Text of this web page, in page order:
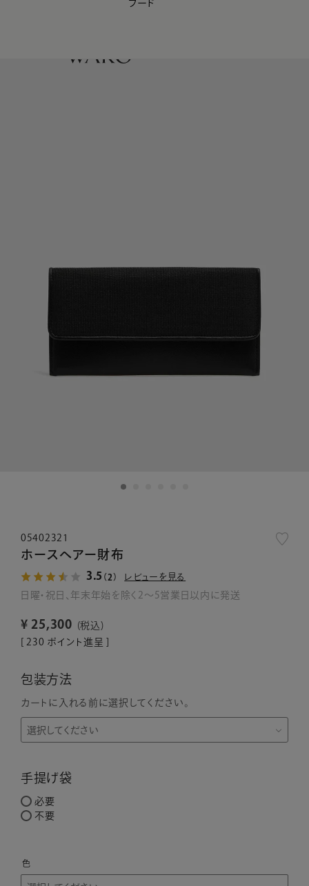
【会員様限定】夏のプレゼントキャンペーン開催中
フード
05402321
ホースヘアー財布
3.5 （2） レビューを見る
日曜・祝日、年末年始を除く2～5営業日以内に発送
¥ 25,300
税込
[ 230 ポイント進呈 ]
包装方法
カートに入れる前に選択してください。
手提げ袋
必要
不要
色